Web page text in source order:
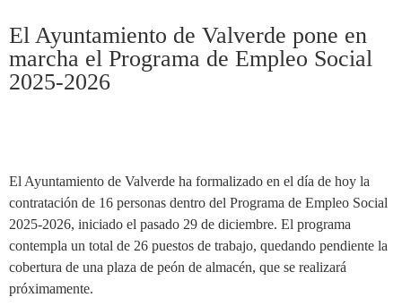
El Ayuntamiento de Valverde pone en
marcha el Programa de Empleo Social
2025-2026
El Ayuntamiento de Valverde ha formalizado en el día de hoy la
contratación de 16 personas dentro del Programa de Empleo Social
2025-2026, iniciado el pasado 29 de diciembre. El programa
contempla un total de 26 puestos de trabajo, quedando pendiente la
cobertura de una plaza de peón de almacén, que se realizará
próximamente.